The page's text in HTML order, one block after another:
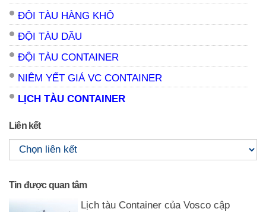
ĐỘI TÀU HÀNG KHÔ
ĐỘI TÀU DẦU
ĐỘI TÀU CONTAINER
NIÊM YẾT GIÁ VC CONTAINER
LỊCH TÀU CONTAINER
Liên kết
Tin được quan tâm
Lịch tàu Container của Vosco cập